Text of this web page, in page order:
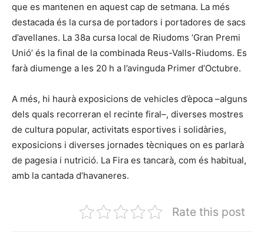
que es mantenen en aquest cap de setmana. La més
destacada és la cursa de portadors i portadores de sacs
d’avellanes. La 38a cursa local de Riudoms ‘Gran Premi
Unió’ és la final de la combinada Reus-Valls-Riudoms. Es
farà diumenge a les 20 h a l’avinguda Primer d’Octubre.
A més, hi haurà exposicions de vehicles d’època –alguns
dels quals recorreran el recinte firal–, diverses mostres
de cultura popular, activitats esportives i solidàries,
exposicions i diverses jornades tècniques on es parlarà
de pagesia i nutrició. La Fira es tancarà, com és habitual,
amb la cantada d’havaneres.
Rate this post